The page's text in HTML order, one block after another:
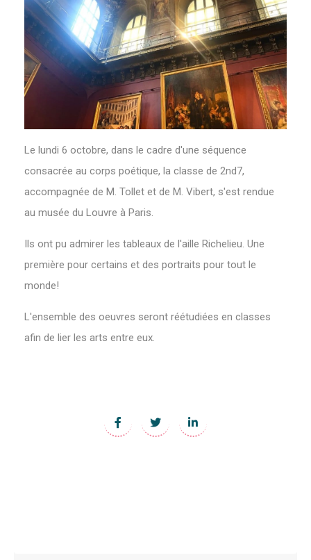
Le lundi 6 octobre, dans le cadre d'une séquence
consacrée au corps poétique, la classe de 2nd7,
accompagnée de M. Tollet et de M. Vibert, s'est rendue
au musée du Louvre à Paris.
Ils ont pu admirer les tableaux de l'aille Richelieu. Une
première pour certains et des portraits pour tout le
monde!
L'ensemble des oeuvres seront réétudiées en classes
afin de lier les arts entre eux.